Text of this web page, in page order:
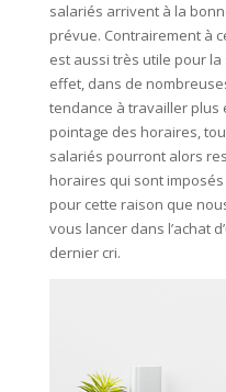
salariés arrivent à la
prévue. Contrairement à
est aussi très utile pour
effet, dans de
tendance à travailler plus
pointage des horaires,
salariés pourront alors
horaires qui sont imposés
pour cette raison que
vous lancer dans l’achat
dernier cri.